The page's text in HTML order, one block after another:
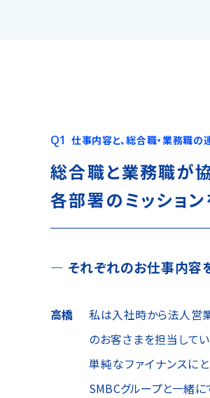
仕事内容と、総合職・業務職の
総合職と業務職が
各部署のミッション
それぞれのお仕事内容
高橋
私は入社時から法人営
のお客さまを担当して
単純なファイナンスに
SMBCグループと一緒に